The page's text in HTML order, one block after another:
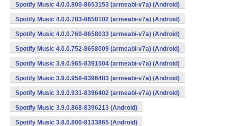
Spotify Music 4.0.0.800-8653153 (armeabi-v7a) (Android)
Spotify Music 4.0.0.783-8658102 (armeabi-v7a) (Android)
Spotify Music 4.0.0.760-8658033 (armeabi-v7a) (Android)
Spotify Music 4.0.0.752-8658009 (armeabi-v7a) (Android)
Spotify Music 3.9.0.965-8391504 (armeabi-v7a) (Android)
Spotify Music 3.9.0.958-8396483 (armeabi-v7a) (Android)
Spotify Music 3.9.0.931-8396402 (armeabi-v7a) (Android)
Spotify Music 3.9.0.868-8396213 (Android)
Spotify Music 3.8.0.800-8133865 (Android)